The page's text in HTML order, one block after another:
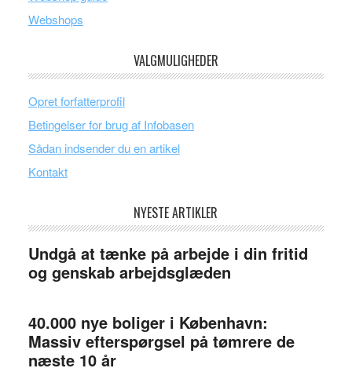
Webshops
VALGMULIGHEDER
Opret forfatterprofil
Betingelser for brug af Infobasen
Sådan indsender du en artikel
Kontakt
NYESTE ARTIKLER
Undgå at tænke på arbejde i din fritid
og genskab arbejdsglæden
40.000 nye boliger i København:
Massiv efterspørgsel på tømrere de
næste 10 år